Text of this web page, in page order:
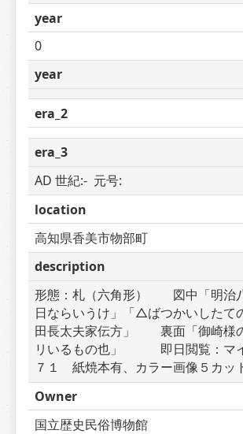
year
0
year
era_2
era_3
AD 世紀:-  元号:
location
高知県香美市物部町
description
形態：札（六角形）　　図中「明治
日ならいうけ」「△ばつかいしたて
田長太夫家伝方」　　裏面「御崎様
リいるもの也」　　　即日閲覧：マ
７１　紙焼本有、カラー画像５カッ
Owner
国立歴史民俗博物館